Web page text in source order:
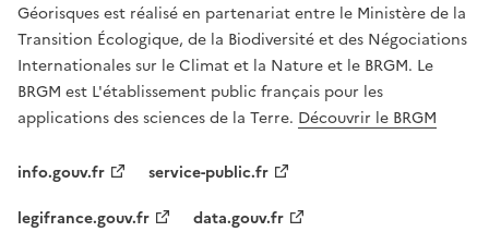
T
É
,
É
G
A
L
F
Géorisques est réalisé en partenariat entre le Ministère de la
Transition Écologique, de la Biodiversité et des Négociations
Internationales sur le Climat et la Nature et le BRGM. Le
BRGM est L'établissement public français pour les
applications des sciences de la Terre. Découvrir le BRGM
info.gouv.fr
service-public.fr
legifrance.gouv.fr
data.gouv.fr